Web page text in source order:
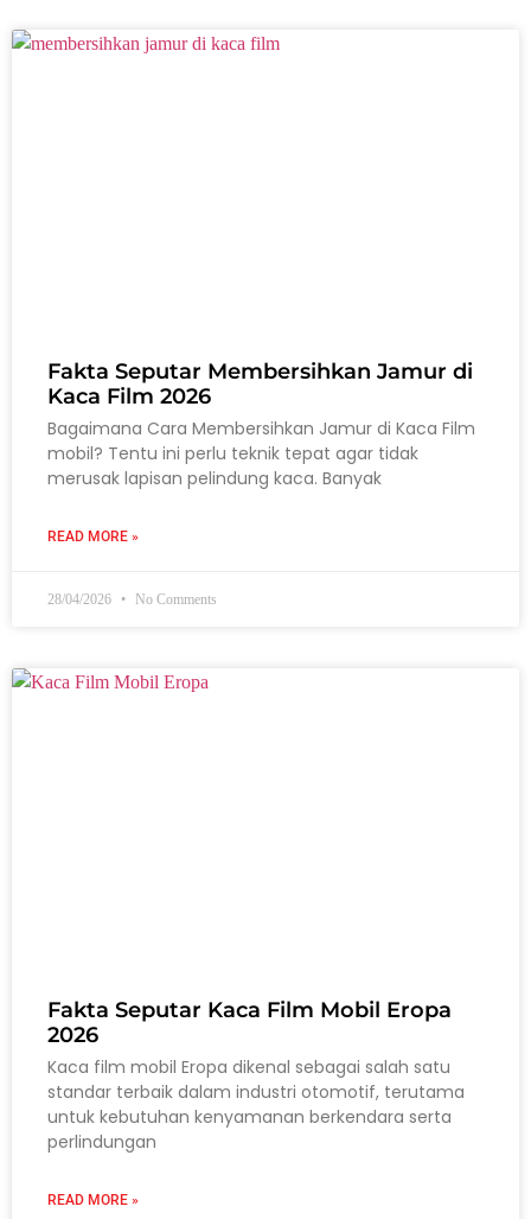
Fakta Seputar Membersihkan Jamur di
Kaca Film 2026
Bagaimana Cara Membersihkan Jamur di Kaca Film
mobil? Tentu ini perlu teknik tepat agar tidak
merusak lapisan pelindung kaca. Banyak
READ MORE »
28/04/2026 No Comments
Fakta Seputar Kaca Film Mobil Eropa
2026
Kaca film mobil Eropa dikenal sebagai salah satu
standar terbaik dalam industri otomotif, terutama
untuk kebutuhan kenyamanan berkendara serta
perlindungan
READ MORE »